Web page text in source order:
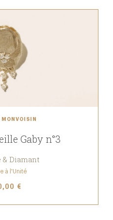
MONVOISIN
Gaby n°3
& Diamant
à l'Unité
€